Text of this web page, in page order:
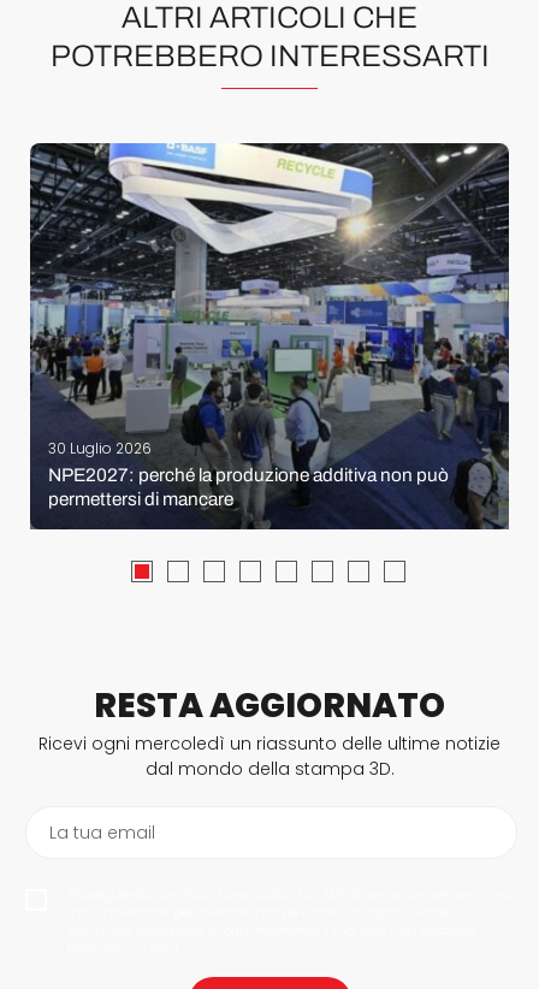
ALTRI ARTICOLI CHE
POTREBBERO INTERESSARTI
30 Luglio 2026
NPE2027: perché la produzione additiva non può
permettersi di mancare
RESTA AGGIORNATO
Ricevi ogni mercoledì un riassunto delle ultime notizie
dal mondo della stampa 3D.
La tua email